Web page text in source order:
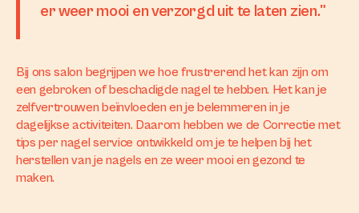
er weer mooi en verzorgd uit te laten zien."
Bij ons salon begrijpen we hoe frustrerend het kan zijn om
een gebroken of beschadigde nagel te hebben. Het kan je
zelfvertrouwen beïnvloeden en je belemmeren in je
dagelijkse activiteiten. Daarom hebben we de Correctie met
tips per nagel service ontwikkeld om je te helpen bij het
herstellen van je nagels en ze weer mooi en gezond te
maken.